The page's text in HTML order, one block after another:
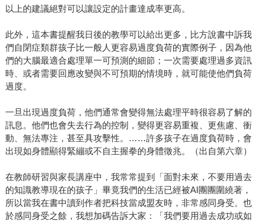
以上的建議絕對可以讓設定的計畫達成率更高。
此外，這本書提醒我日後的教學可以給出更多，比方說書中訴我
們自閉症類群孩子比一般人更容易過度負荷的實際例子，因為他
們的大腦最適合處理單一可預測的細節；一次需要處理過多資訊
時、或者需要回應改變與不可預期的情境時，就可能使他們負荷
過度。
一旦出現過度負荷，他們通常會變得無法處理平時很容易了解的
訊息。他們也會失去行為的控制，變得更容易重複、更焦慮、衝
動、無法專注，甚至具攻擊性。……許多孩子在過度負荷時，會
出現如身體顯得緊繃或不自主握拳的身體徵兆。（出自第六章）
在教師研習與家長講座中，我常常提到「面對未來，不要用過去
的知識教導現在的孩子」畢竟我們的生活已經被AI團團圍繞著，
所以當我在書中讀到作者把科技當成盟友時，非常感同身受。也
於感同身受之餘，我想加碼告訴大家：「我們要用過去成功或如